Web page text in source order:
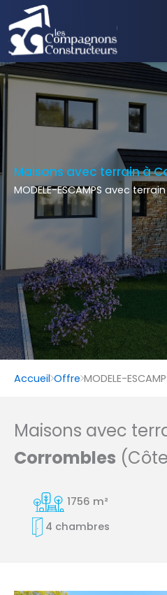
Maisons avec terrain à
MODELE-ESCAMPS avec
Accueil Offre MODELE-
Maisons avec
Corrombles
1756 m²
4 chambres